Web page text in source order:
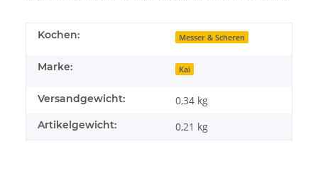
Kochen: Messer & Scheren
Marke: Kai
Versandgewicht: 0,34 kg
Artikelgewicht: 0,21 kg